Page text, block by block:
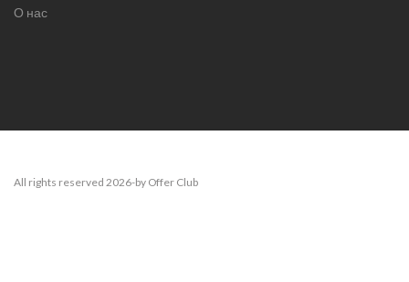
О нас
All rights reserved 2026-by Offer Club